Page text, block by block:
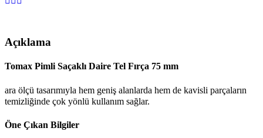
Açıklama
Tomax Pimli Saçaklı Daire Tel Fırça 75 mm
ara ölçü tasarımıyla hem geniş alanlarda hem de kavisli parçaların
temizliğinde çok yönlü kullanım sağlar.
Öne Çıkan Bilgiler